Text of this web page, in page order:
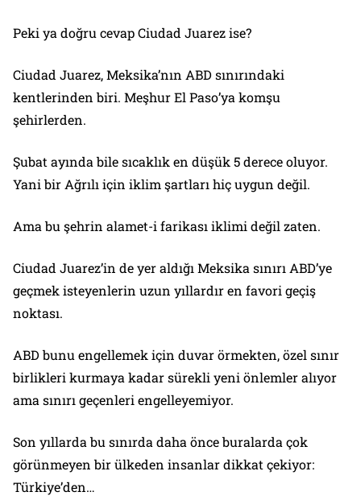
Peki ya doğru cevap Ciudad Juarez ise?
Ciudad Juarez, Meksika’nın ABD sınırındaki
kentlerinden biri. Meşhur El Paso’ya komşu
şehirlerden.
Şubat ayında bile sıcaklık en düşük 5 derece oluyor.
Yani bir Ağrılı için iklim şartları hiç uygun değil.
Ama bu şehrin alamet-i farikası iklimi değil zaten.
Ciudad Juarez’in de yer aldığı Meksika sınırı ABD’ye
geçmek isteyenlerin uzun yıllardır en favori geçiş
noktası.
ABD bunu engellemek için duvar örmekten, özel sınır
birlikleri kurmaya kadar sürekli yeni önlemler alıyor
ama sınırı geçenleri engelleyemiyor.
Son yıllarda bu sınırda daha önce buralarda çok
görünmeyen bir ülkeden insanlar dikkat çekiyor:
Türkiye’den…